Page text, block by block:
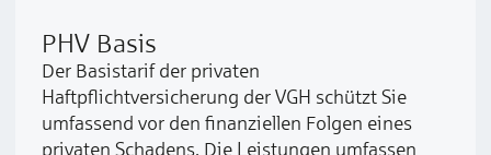
PHV Basis
Der Basistarif der privaten
Haftpflichtversicherung der VGH schützt Sie
umfassend vor den finanziellen Folgen eines
privaten Schadens. Die Leistungen umfassen